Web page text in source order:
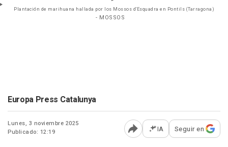
Plantación de marihuana hallada por los Mossos d'Esquadra en Pontils (Tarragona)
- MOSSOS
Europa Press Catalunya
Lunes, 3 noviembre 2025
Publicado: 12:19
Abrir opciones para
IA Seguir en